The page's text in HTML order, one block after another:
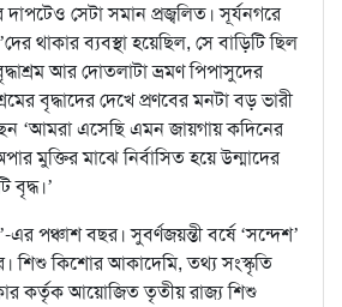
দাপটেও সেটা সমান প্রজ্বলিত। সূর্যনগরে
থাকার ব্যবস্থা হয়েছিল, সে বাড়িটি ছিল
আর দোতলাটা ভ্রমণ পিপাসুদের
বৃদ্ধাদের দেখে প্রণবের মনটা বড় ভারী
‘আমরা এসেছি এমন জায়গায় কদিনের
মুক্তির মাঝে নির্বাসিত হয়ে উন্মাদের
বৃদ্ধ।’
এর পঞ্চাশ বছর। সুবর্ণজয়ন্তী বর্ষে ‘সন্দেশ’
শিশু কিশোর আকাদেমি, তথ্য সংস্কৃতি
কর্তৃক আয়োজিত তৃতীয় রাজ্য শিশু